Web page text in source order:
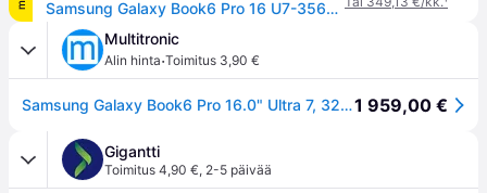
Samsung Galaxy Book6 Pro 16 U7-356H/32/1024/OLED/WPRO 16" Copilot+ PC
Multitronic
Alin hinta·Toimitus 3,90 €
Samsung Galaxy Book6 Pro 16.0" Ultra 7, 32 Gt, 1 Tt, Win 11 Pro -kannettava, harmaa1 959,00 €
Gigantti
Toimitus 4,90 €, 2-5 päivää